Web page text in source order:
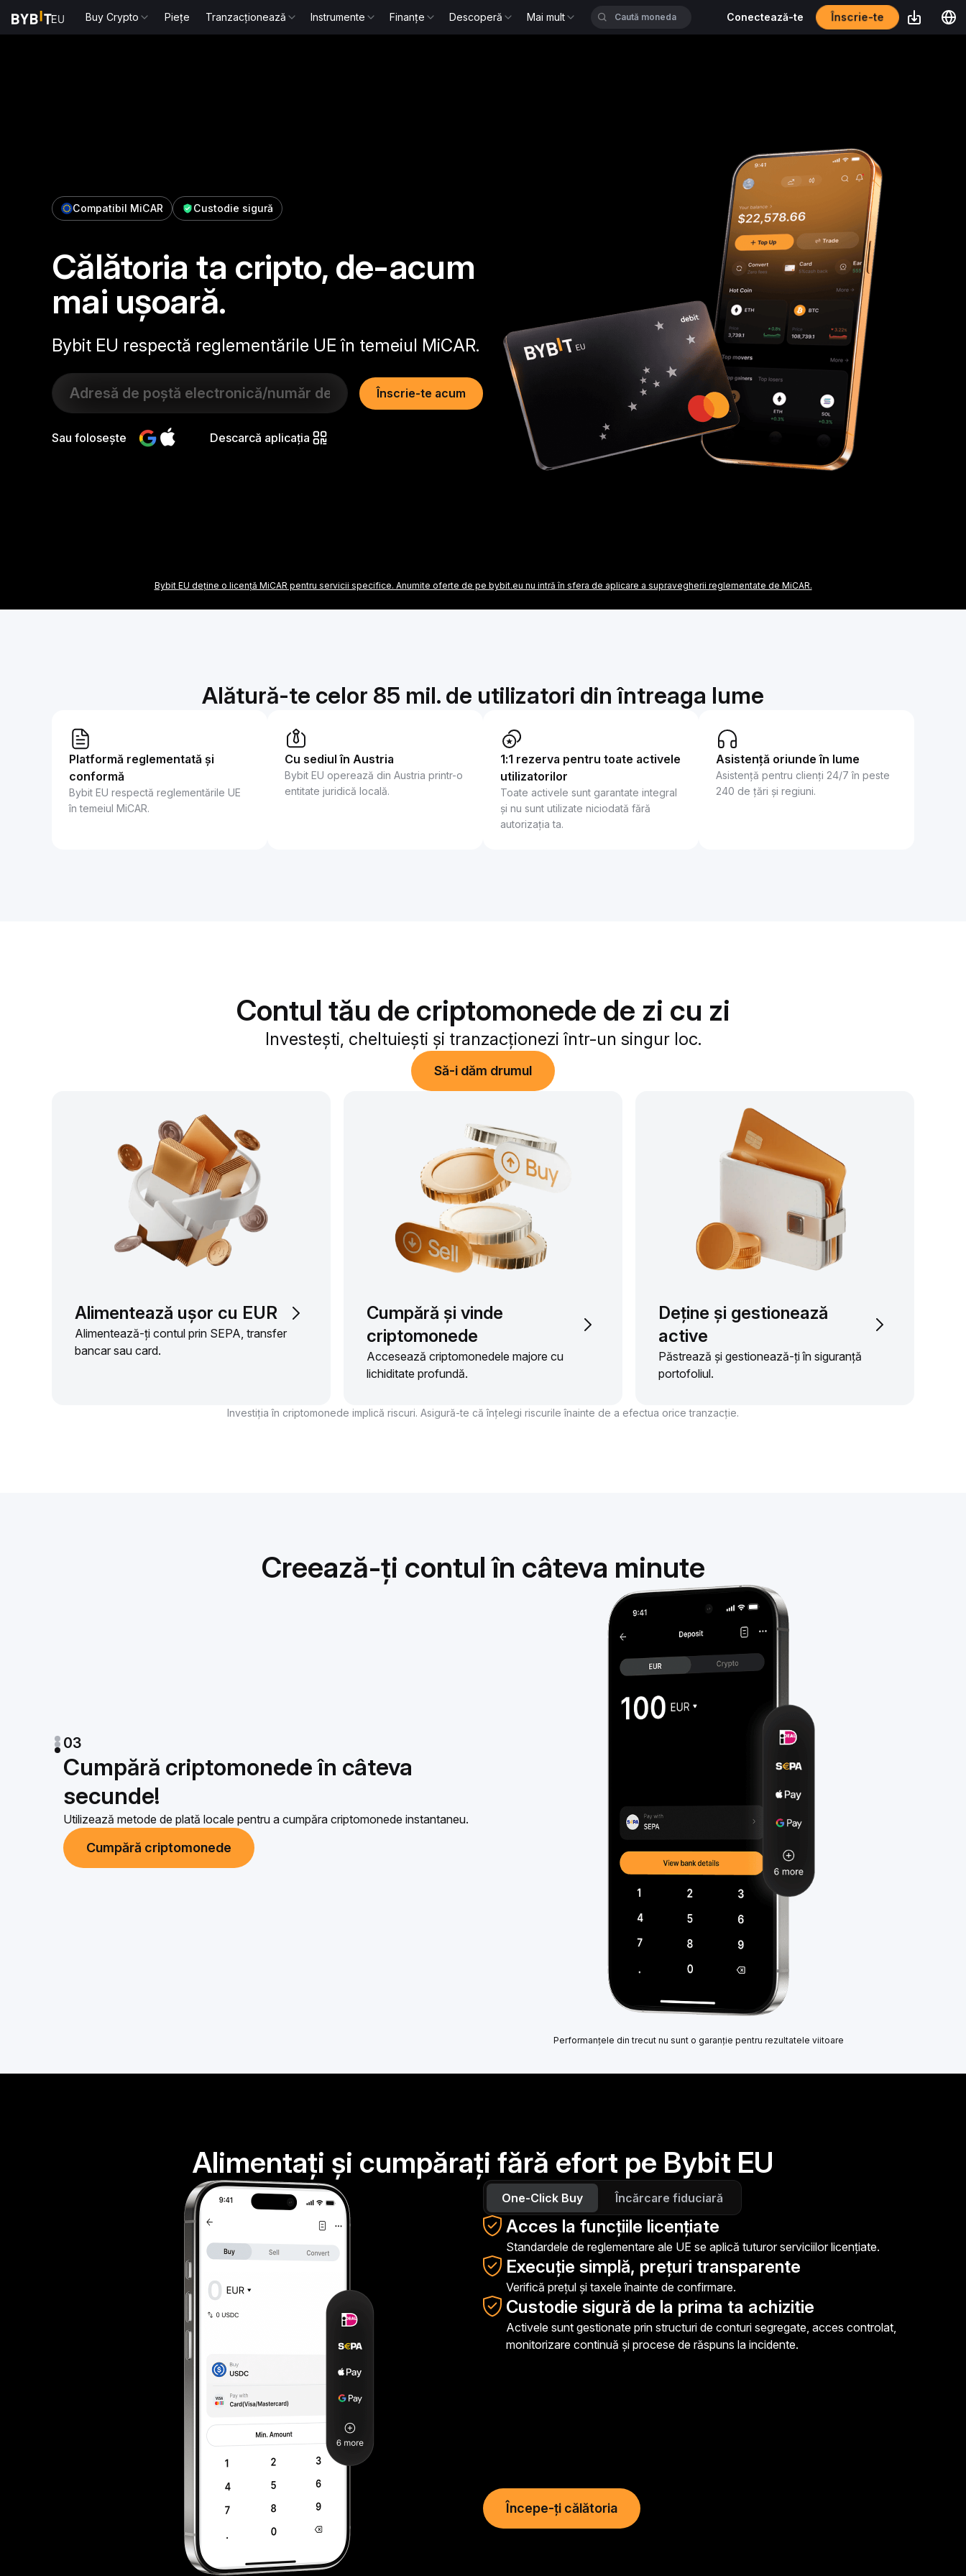
Buy Crypto Piețe Tranzacționează Instrumente Finanțe Descoperă Mai mult Conectează-te Înscrie-te
Compatibil MiCAR Custodie sigură
Călătoria ta cripto, de-acum
mai ușoară.
Bybit EU respectă reglementările UE în temeiul MiCAR.
Înscrie-te acum
Sau folosește Descarcă aplicația
Bybit EU deține o licență MiCAR pentru servicii specifice. Anumite oferte de pe bybit.eu nu intră în sfera de aplicare a supravegherii reglementate de MiCAR.
Alătură-te celor 85 mil. de utilizatori din întreaga lume
Platformă reglementată și
conformă
Bybit EU respectă reglementările UE
în temeiul MiCAR.
Cu sediul în Austria
Bybit EU operează din Austria printr-o
entitate juridică locală.
1:1 rezerva pentru toate activele
utilizatorilor
Toate activele sunt garantate integral
și nu sunt utilizate niciodată fără
autorizația ta.
Asistență oriunde în lume
Asistență pentru clienți 24/7 în peste
240 de țări și regiuni.
Contul tău de criptomonede de zi cu zi
Investești, cheltuiești și tranzacționezi într-un singur loc.
Să-i dăm drumul
Alimentează ușor cu EUR
Alimentează-ți contul prin SEPA, transfer
bancar sau card.
Cumpără și vinde
criptomonede
Accesează criptomonedele majore cu
lichiditate profundă.
Deține și gestionează
active
Păstrează și gestionează-ți în siguranță
portofoliul.
Investiția în criptomonede implică riscuri. Asigură-te că înțelegi riscurile înainte de a efectua orice tranzacție.
Creează-ți contul în câteva minute
03
Cumpără criptomonede în câteva
secunde!
Utilizează metode de plată locale pentru a cumpăra criptomonede instantaneu.
Cumpără criptomonede
Performanțele din trecut nu sunt o garanție pentru rezultatele viitoare
Alimentați și cumpărați fără efort pe Bybit EU
One-Click Buy Încărcare fiduciară
Acces la funcțiile licențiate
Standardele de reglementare ale UE se aplică tuturor serviciilor licențiate.
Execuție simplă, prețuri transparente
Verifică prețul și taxele înainte de confirmare.
Custodie sigură de la prima ta achizitie
Activele sunt gestionate prin structuri de conturi segregate, acces controlat,
monitorizare continuă și procese de răspuns la incidente.
Începe-ți călătoria